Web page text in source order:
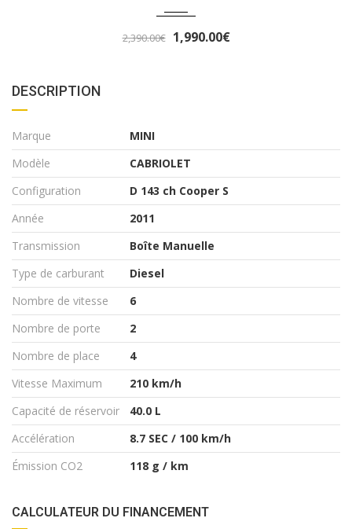
DESCRIPTION
Marque
MINI
Modèle
CABRIOLET
Configuration
D 143 ch Cooper S
Année
2011
Transmission
Boîte Manuelle
Type de carburant
Diesel
Nombre de vitesse
6
Nombre de porte
2
Nombre de place
4
Vitesse Maximum
210 km/h
Capacité de réservoir
40.0 L
Accélération
8.7 SEC / 100 km/h
Émission CO2
118 g / km
CALCULATEUR DU FINANCEMENT